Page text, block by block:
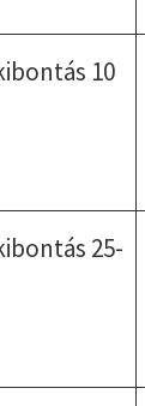
10
25-